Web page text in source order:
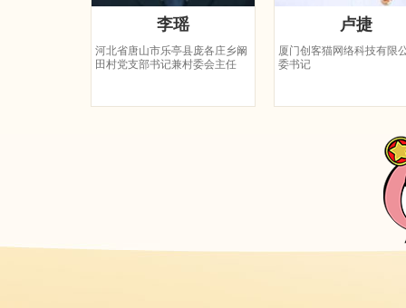
李瑶
河北省唐山市乐亭县庞各庄乡阚
田村党支部书记兼村委会主任
卢捷
厦门创客猫网络科技有限
委书记